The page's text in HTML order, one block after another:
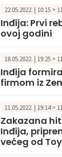
22.05.2022. | 10:15 >
Inđija: Prvi
ovoj godini
18.05.2022. | 19:25 >
Inđija
firmom iz
11.05.2022. | 19:14 >
Zakazana
Inđija,
većeg od